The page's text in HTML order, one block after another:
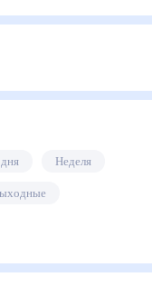
3 дня Неделя
Выходные